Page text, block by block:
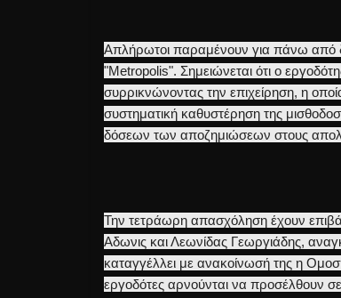
Απλήρωτοι παραμένουν για πάνω από
"Metropolis". Σημειώνεται ότι ο
συρρικνώνοντας την επιχείρηση, η
συστηματική καθυστέρηση της
δόσεων των αποζημιώσεων στους
Την τετράωρη απασχόληση έχουν
Αδωνις και Λεωνίδας Γεωργιάδης,
καταγγέλλει με ανακοίνωσή της η
εργοδότες αρνούνται να προσέλθουν